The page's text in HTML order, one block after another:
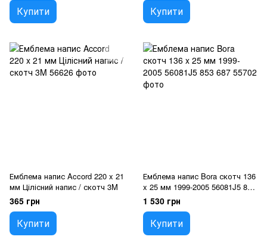
Купити Купити
Емблема напис Accord 220 x 21
мм Цілісний напис / скотч 3M
365 грн
Купити
Емблема напис Bora скотч 136
x 25 мм 1999-2005 56081J5 853
687
1 530 грн
Купити